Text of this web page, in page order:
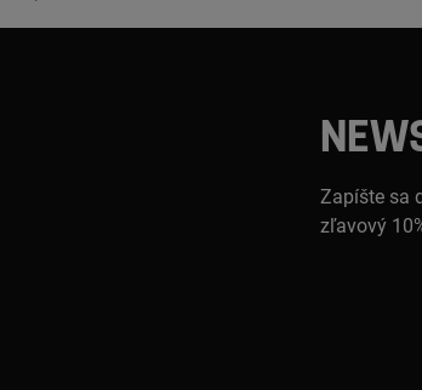
Zapíšte sa
zľavový